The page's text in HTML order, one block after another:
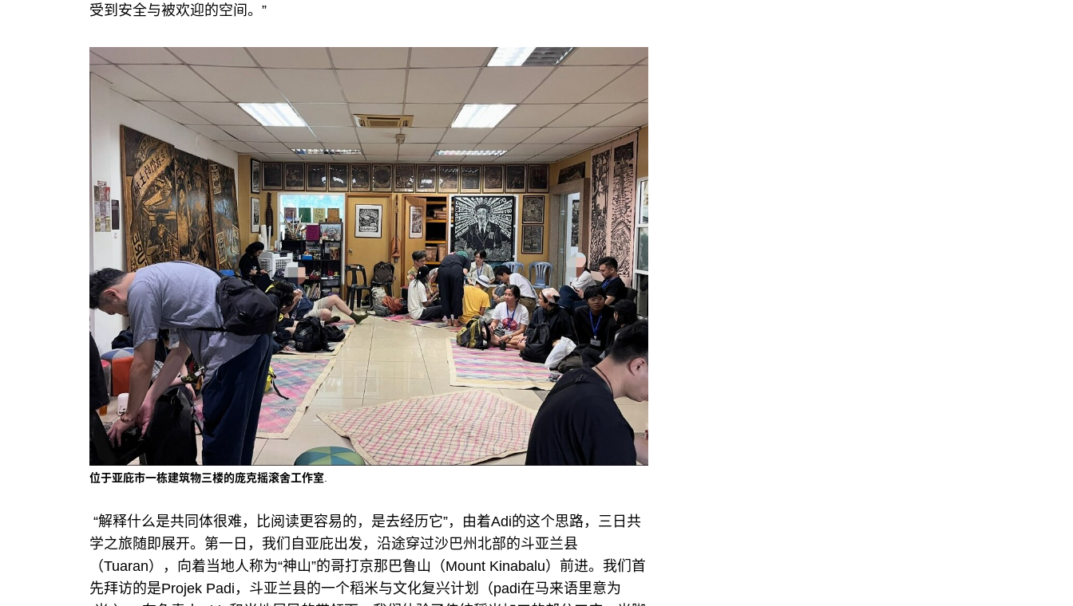
受到安全与被欢迎的空间。”
位于亚庇市一栋建筑物三楼的庞克摇滚舍工作室
“解释什么是共同体很难，比阅读更容易的，是去经历它”，由着Adi的这个思路，三日共
学之旅随即展开。第一日，我们自亚庇出发，沿途穿过沙巴州北部的斗亚兰县
（Tuaran），向着当地人称为“神山”的哥打京那巴鲁山（Mount Kinabalu）前进。我们首
先拜访的是Projek Padi，斗亚兰县的一个稻米与文化复兴计划（padi在马来语里意为